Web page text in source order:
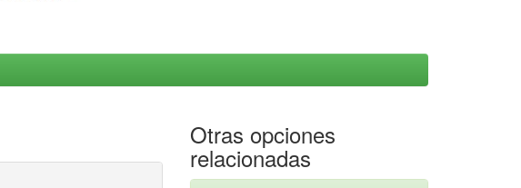
Otras opciones
relacionadas